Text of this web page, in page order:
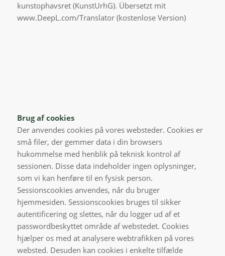
kunstophavsret (KunstUrhG). Übersetzt mit
www.DeepL.com/Translator (kostenlose Version)
Brug af cookies
Der anvendes cookies på vores websteder. Cookies er
små filer, der gemmer data i din browsers
hukommelse med henblik på teknisk kontrol af
sessionen. Disse data indeholder ingen oplysninger,
som vi kan henføre til en fysisk person.
Sessionscookies anvendes, når du bruger
hjemmesiden. Sessionscookies bruges til sikker
autentificering og slettes, når du logger ud af et
passwordbeskyttet område af webstedet. Cookies
hjælper os med at analysere webtrafikken på vores
websted. Desuden kan cookies i enkelte tilfælde